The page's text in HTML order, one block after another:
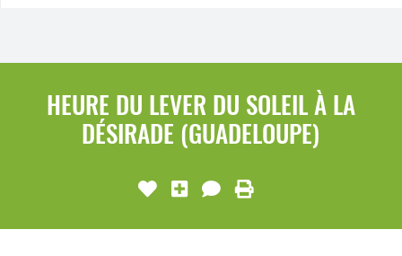
HEURE DU LEVER DU SOLEIL À LA
DÉSIRADE (GUADELOUPE)